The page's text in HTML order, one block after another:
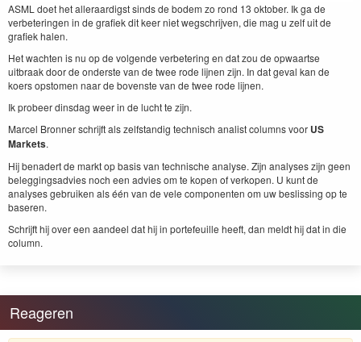
ASML doet het alleraardigst sinds de bodem zo rond 13 oktober. Ik ga de
verbeteringen in de grafiek dit keer niet wegschrijven, die mag u zelf uit de
grafiek halen.
Het wachten is nu op de volgende verbetering en dat zou de opwaartse
uitbraak door de onderste van de twee rode lijnen zijn. In dat geval kan de
koers opstomen naar de bovenste van de twee rode lijnen.
Ik probeer dinsdag weer in de lucht te zijn.
Marcel Bronner schrijft als zelfstandig technisch analist columns voor US
Markets.
Hij benadert de markt op basis van technische analyse. Zijn analyses zijn geen
beleggingsadvies noch een advies om te kopen of verkopen. U kunt de
analyses gebruiken als één van de vele componenten om uw beslissing op te
baseren.
Schrijft hij over een aandeel dat hij in portefeuille heeft, dan meldt hij dat in die
column.
Reageren